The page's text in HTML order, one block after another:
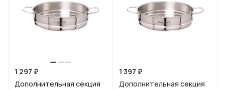
1 297 ₽
Дополнительная секция
1 397 ₽
Дополнительная секция